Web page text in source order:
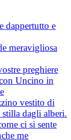
dappertutto e
meravigliosa
preghiere
Uncino in
vestito di
dagli alberi.
ci si sente
me